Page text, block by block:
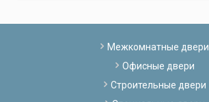
Межкомнатные двери
Офисные двери
Строительные двери